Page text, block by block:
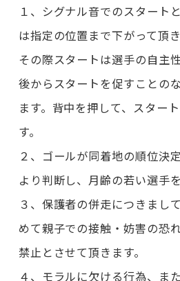
１、シグナル音でのスタート
は指定の位置まで下がって頂き
その際スタートは選手の自主
後からスタートを促すことの
ます。背中を押して、スター
す。
２、ゴールが同着地の順位決
より判断し、月齢の若い選手
３、保護者の併走につきまし
めて親子での接触・妨害の恐
禁止とさせて頂きます。
４、モラルに欠ける行為、ま